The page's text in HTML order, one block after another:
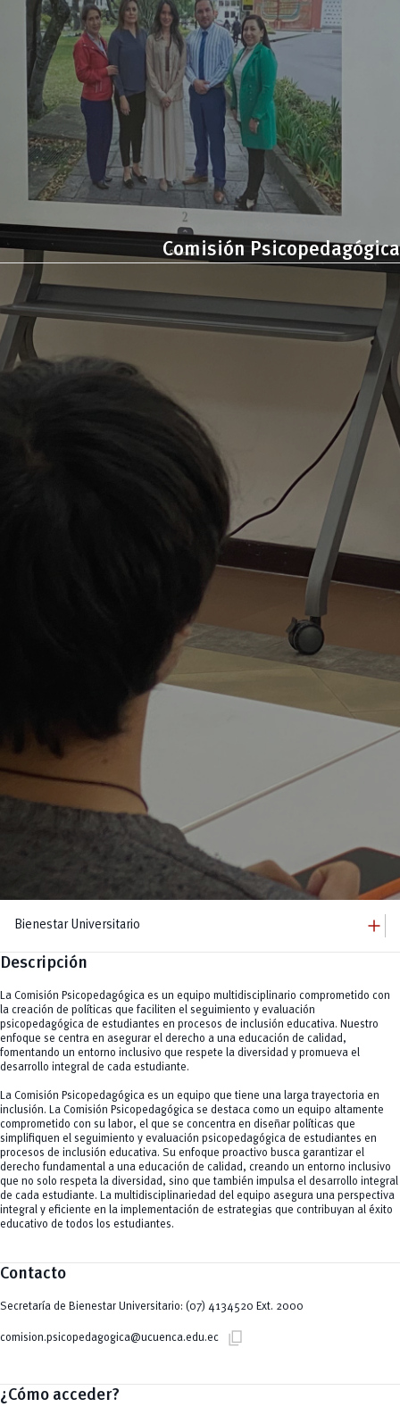
Comisión Psicopedagógica
Bienestar Universitario add
Bienestar Universitario
add
Equipo
Becas
add
Becas por condición socioeconómica y para estudiantes con discapacidad
Becas por mérito deportivo
Becas por mérito cultural y artístico
Becas por excelencia académica.
Becas para actividades académicas
Ayudas económicas
La U te Cuida
add
Comisión Piscopedagógica
Prevención
Servicios
add
Atención psicológica y psicopedagógica
Atención de Trabajo Social
Lactarios
Seguro estudiantil
Defensoría estudiantil
remove
Bolsa de Vivienda
remove
Actividad Física y Deporte
add
Clubes
Eventos
vertical_align_bottom
Noticias
vertical_align_bottom
Descripción
La Comisión Psicopedagógica es un equipo multidisciplinario comprometido con
la creación de políticas que faciliten el seguimiento y evaluación
psicopedagógica de estudiantes en procesos de inclusión educativa. Nuestro
enfoque se centra en asegurar el derecho a una educación de calidad,
fomentando un entorno inclusivo que respete la diversidad y promueva el
desarrollo integral de cada estudiante.
La Comisión Psicopedagógica es un equipo que tiene una larga trayectoria en
inclusión. La Comisión Psicopedagógica se destaca como un equipo altamente
comprometido con su labor, el que se concentra en diseñar políticas que
simplifiquen el seguimiento y evaluación psicopedagógica de estudiantes en
procesos de inclusión educativa. Su enfoque proactivo busca garantizar el
derecho fundamental a una educación de calidad, creando un entorno inclusivo
que no solo respeta la diversidad, sino que también impulsa el desarrollo integral
de cada estudiante. La multidisciplinariedad del equipo asegura una perspectiva
integral y eficiente en la implementación de estrategias que contribuyan al éxito
educativo de todos los estudiantes.
Contacto
Secretaría de Bienestar Universitario: (07) 4134520 Ext. 2000
comision.psicopedagogica@ucuenca.edu.ec content_copy
¿Cómo acceder?